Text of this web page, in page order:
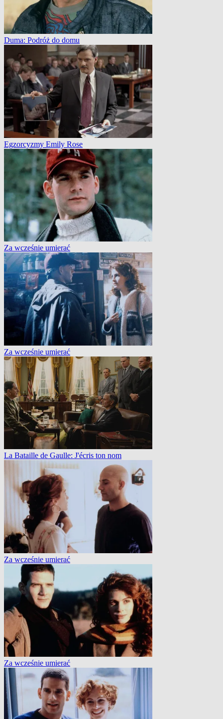
Duma: Podróż do domu
Egzorcyzmy Emily Rose
Za wcześnie umierać
Za wcześnie umierać
La Bataille de Gaulle: J'écris ton nom
Za wcześnie umierać
Za wcześnie umierać